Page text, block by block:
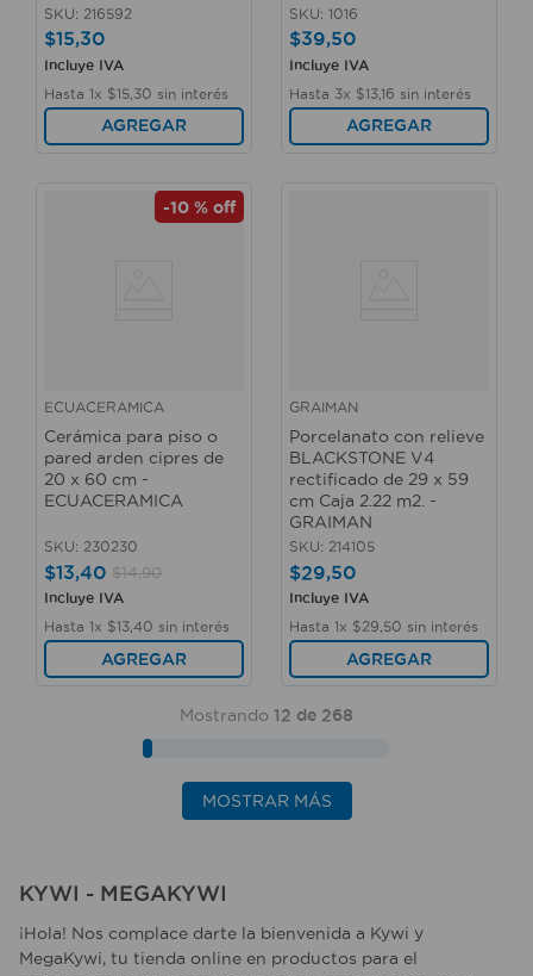
SKU: 216592
$15,30
Incluye IVA
Hasta 1x $15 30 sin interés
AGREGAR
SKU: 1016
$39,50
Incluye IVA
Hasta 3x $1316 sin interés
AGREGAR
-10 % off
ECUACERAMICA
Cerámica para piso o
pared arden cipres de
20 x 60 cm -
ECUACERAMICA
SKU: 230230
$13,40 $14,90
Incluye IVA
Hasta 1x $13 40 sin interés
AGREGAR
GRAIMAN
Porcelanato con relieve
BLACKSTONE V4
rectificado de 29 x 59
cm Caja 2.22 m2. -
GRAIMAN
SKU: 214105
$29,50
Incluye IVA
Hasta 1x $29 50 sin interés
AGREGAR
Mostrando 12 de 268
MOSTRAR MÁS
KYWI - MEGAKYWI
¡Hola! Nos complace darte la bienvenida a Kywi y
MegaKywi, tu tienda online en productos para el